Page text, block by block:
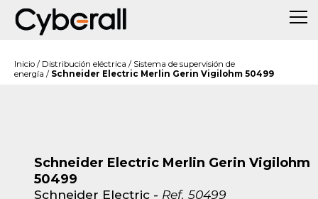
Inicio / Distribución eléctrica / Sistema de supervisión de
energía / Schneider Electric Merlin Gerin Vigilohm 50499
Schneider Electric Merlin Gerin Vigilohm
50499
Schneider Electric - Ref. 50499